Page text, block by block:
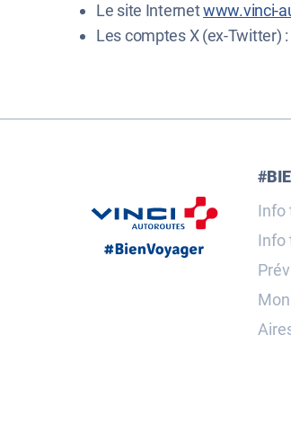
Le site Internetwww.vinci-
Les comptes X (ex-Twitter)
Info
Info